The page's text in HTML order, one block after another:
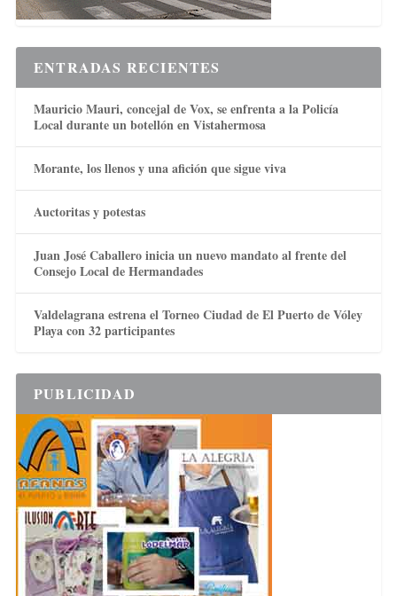
ENTRADAS RECIENTES
Mauricio Mauri, concejal de Vox, se enfrenta a la Policía
Local durante un botellón en Vistahermosa
Morante, los llenos y una afición que sigue viva
Auctoritas y potestas
Juan José Caballero inicia un nuevo mandato al frente del
Consejo Local de Hermandades
Valdelagrana estrena el Torneo Ciudad de El Puerto de Vóley
Playa con 32 participantes
PUBLICIDAD